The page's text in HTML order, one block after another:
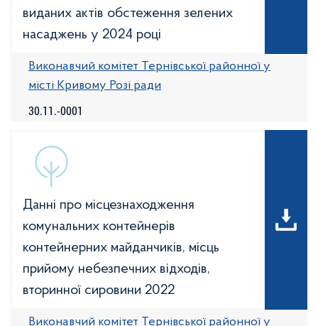
виданих актів обстеження зелених
насаджень у 2024 році
30.11.-0001
Виконавчий комітет Тернівської районної у
місті Кривому Розі ради
Данні про місцезнаходження
комунальних контейнерів
контейнерних майданчиків, місць
прийому небезпечних відходів,
вторинної сировини 2022
Виконавчий комітет Тернівської районної у